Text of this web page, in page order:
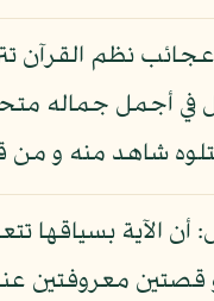
نظم القرآن
أجمل جماله
شاهد منه و من
أن الآية
معروفتين